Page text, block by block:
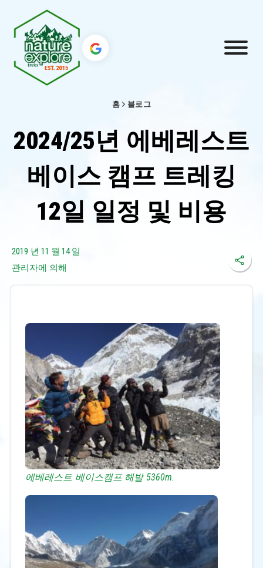
홈 블로그
2024/25년 에베레스트
베이스 캠프 트레킹
12일 일정 및 비용
2019 년 11 월 14 일
관리자에 의해
에베레스트 베이스캠프 해발 5360m.